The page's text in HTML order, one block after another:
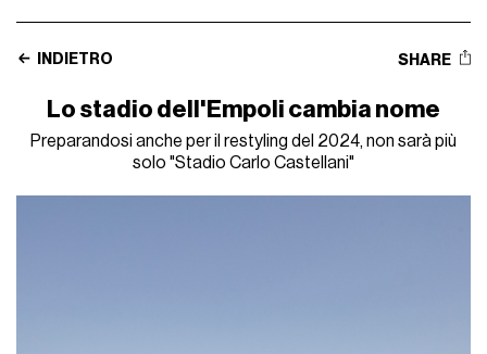
INDIETRO SHARE
Lo stadio dell'Empoli cambia nome
Preparandosi anche per il restyling del 2024, non sarà più
solo "Stadio Carlo Castellani"